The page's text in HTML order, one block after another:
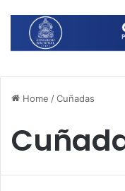
Home /Cuñadas